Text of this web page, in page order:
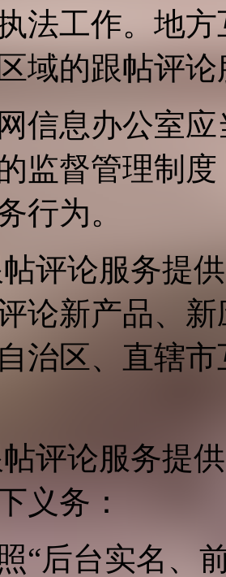
法工作。地
域的跟帖评
信息办公室
监督管理制
行为。
评论服务提
论新产品、
治区、直辖
评论服务提
义务：
照“后台实名、